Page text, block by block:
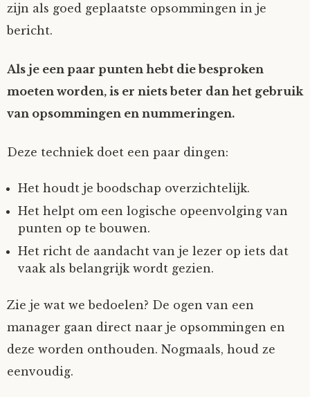
zijn als goed geplaatste opsommingen in je
bericht.
Als je een paar punten hebt die besproken
moeten worden, is er niets beter dan het gebruik
van opsommingen en nummeringen.
Deze techniek doet een paar dingen:
Het houdt je boodschap overzichtelijk.
Het helpt om een logische opeenvolging van
punten op te bouwen.
Het richt de aandacht van je lezer op iets dat
vaak als belangrijk wordt gezien.
Zie je wat we bedoelen? De ogen van een
manager gaan direct naar je opsommingen en
deze worden onthouden. Nogmaals, houd ze
eenvoudig.